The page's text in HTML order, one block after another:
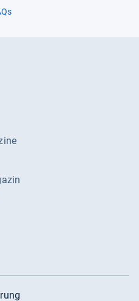
lautsprechern, mp3-playern